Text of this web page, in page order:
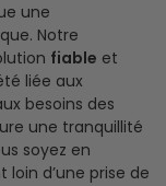
une
Notre
fiable et
liée aux
besoins des
une tranquillité
soyez en
d’une prise de